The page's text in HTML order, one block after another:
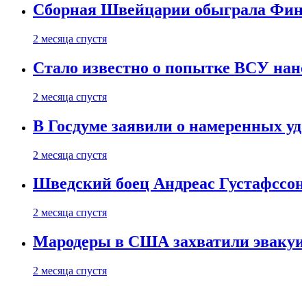
Сборная Швейцарии обыграла
2 месяца спустя
Стало известно о попытке ВСУ
2 месяца спустя
В Госдуме заявили о намеренных
2 месяца спустя
Шведский боец Андреас
2 месяца спустя
Мародеры в США захватили
2 месяца спустя